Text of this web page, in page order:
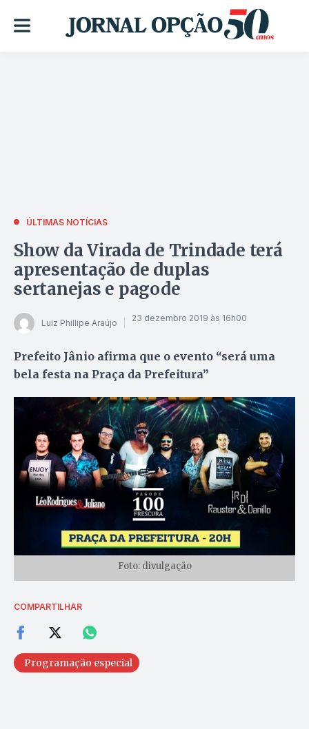
ÚLTIMAS NOTÍCIAS
Show da Virada de Trindade terá
apresentação de duplas
sertanejas e pagode
Luiz Phillipe Araújo 23 dezembro 2019 às 16h00
Prefeito Jânio afirma que o evento “será uma
bela festa na Praça da Prefeitura”
Foto: divulgação
COMPARTILHAR
Programação especial